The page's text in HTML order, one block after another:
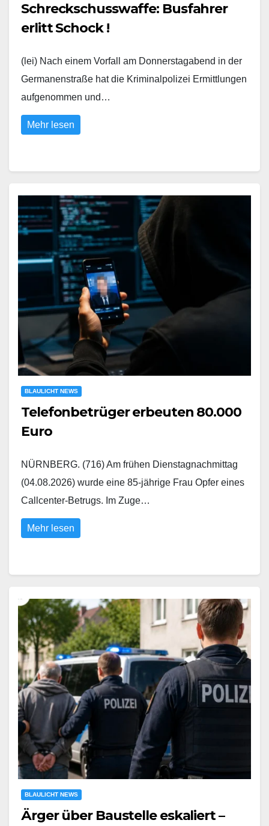
Schreckschusswaffe: Busfahrer
erlitt Schock !
(lei) Nach einem Vorfall am Donnerstagabend in der
Germanenstraße hat die Kriminalpolizei Ermittlungen
aufgenommen und…
Mehr lesen
BLAULICHT NEWS
Telefonbetrüger erbeuten 80.000
Euro
NÜRNBERG. (716) Am frühen Dienstagnachmittag
(04.08.2026) wurde eine 85-jährige Frau Opfer eines
Callcenter-Betrugs. Im Zuge…
Mehr lesen
BLAULICHT NEWS
Ärger über Baustelle eskaliert –